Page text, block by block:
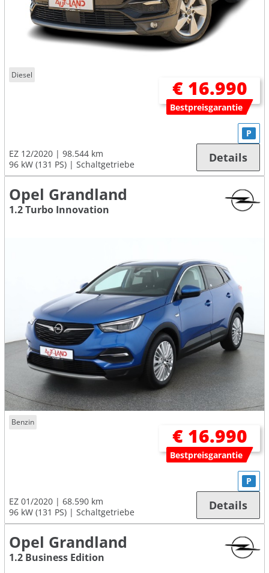
Diesel
€ 16.990
Bestpreisgarantie
EZ 12/2020
98.544 km
96 kW (131 PS)
Schaltgetriebe
P
Details
Opel Grandland
1.2 Turbo Innovation
Benzin
€ 16.990
Bestpreisgarantie
EZ 01/2020
68.590 km
96 kW (131 PS)
Schaltgetriebe
P
Details
Opel Grandland
1.2 Business Edition